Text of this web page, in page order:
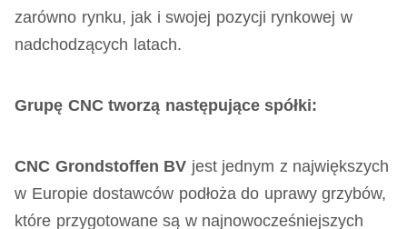
zarówno rynku, jak i swojej pozycji rynkowej w
nadchodzących latach.
Grupę CNC tworzą następujące spółki:
CNC Grondstoffen BV jest jednym z największych
w Europie dostawców podłoża do uprawy grzybów,
które przygotowane są w najnowocześniejszych